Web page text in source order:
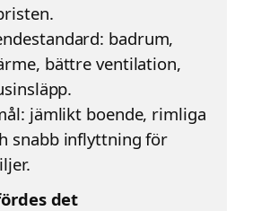
badrum,
bättre ventilation,
jämlikt boende, rimliga
snabb inflyttning för
det